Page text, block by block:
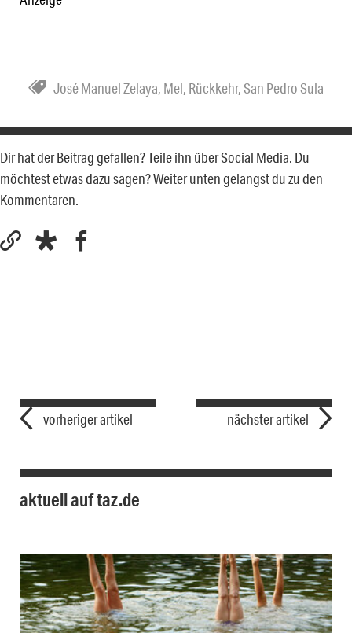
José Manuel Zelaya, Mel, Rückkehr,San Pedro Sula
Dir hat der Beitrag gefallen? Teile ihn über Social Media. Du
möchtest etwas dazu sagen? Weiter unten gelangst du zu den
Kommentaren.
vorheriger artikel nächster artikel
aktuell auf taz.de